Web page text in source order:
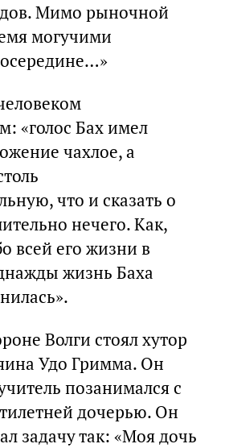
Мимо рыночной
могучими
«голос Бах имел
чахлое, а
что и сказать о
нечего. Как,
всей его жизни в
жизнь Баха
Волги стоял хутор
Удо Гримма. Он
позанимался с
дочерью. Он
задачу так: «Моя дочь